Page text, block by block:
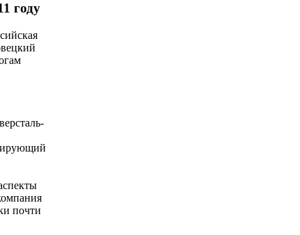
году
почти